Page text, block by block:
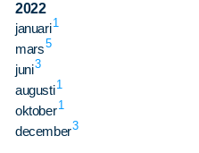
2022
januari1
mars5
juni3
augusti1
oktober1
december3